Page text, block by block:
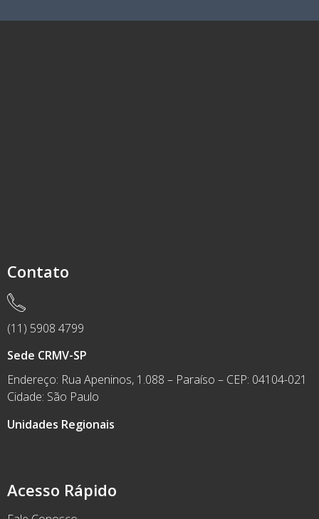
Acesso Rápido
Contato
(11) 5908 4799
Sede CRMV-SP
Endereço: Rua Apeninos, 1.088 – Paraíso – CEP: 04104-021
Cidade: São Paulo
Unidades Regionais